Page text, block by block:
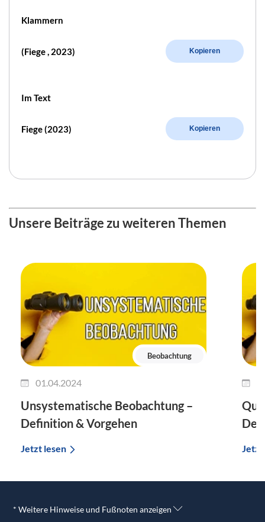
Klammern
(Fiege , 2023) Kopieren
Im Text
Fiege (2023) Kopieren
Unsere Beiträge zu weiteren Themen
Beobachtung
01.04.2024
Unsystematische Beobachtung –
Definition & Vorgehen
Jetzt lesen
* Weitere Hinweise und Fußnoten anzeigen